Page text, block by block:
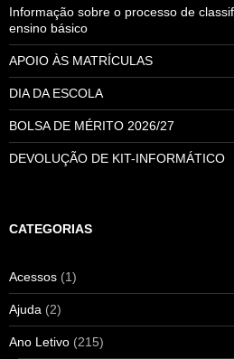
Informação sobre o processo de
ensino básico
APOIO ÀS MATRÍCULAS
DIA DA ESCOLA
BOLSA DE MÉRITO 2026/27
DEVOLUÇÃO DE KIT-INFORMÁTICO
CATEGORIAS
Acessos (1)
Ajuda (2)
Ano Letivo (215)